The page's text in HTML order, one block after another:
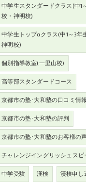
中学生スタンダードクラス(中1
校・神明校)
中学生トップαクラス(中1～3年
神明校)
個別指導教室(一里山校)
高等部スタンダードコース
京都市の塾･大和塾の口コミ情
京都市の塾･大和塾の評判
京都市の塾･大和塾のお客様の
チャレンジイングリッシュス
中学受験
漢検 漢検申し